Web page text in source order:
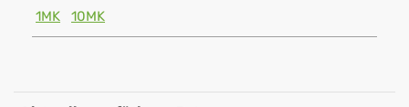
1MK
10MK